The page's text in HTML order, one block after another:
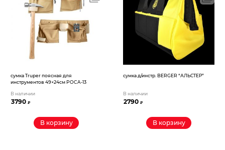
сумка Truper поясная для
инструментов 49×24см POCA-13
В наличии
3790₽
В корзину
сумка д/инстр. BERGER “АЛЬСТЕР”
В наличии
2790₽
В корзину